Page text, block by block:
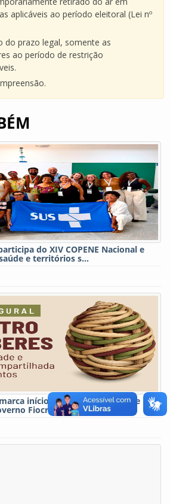
aplicáveis ao período eleitoral (Lei nº
do prazo legal, somente as
ao período de restrição
do XIV COPENE Nacional e
e territórios s...
início do segundo semestre
Fiocruz-Brasília